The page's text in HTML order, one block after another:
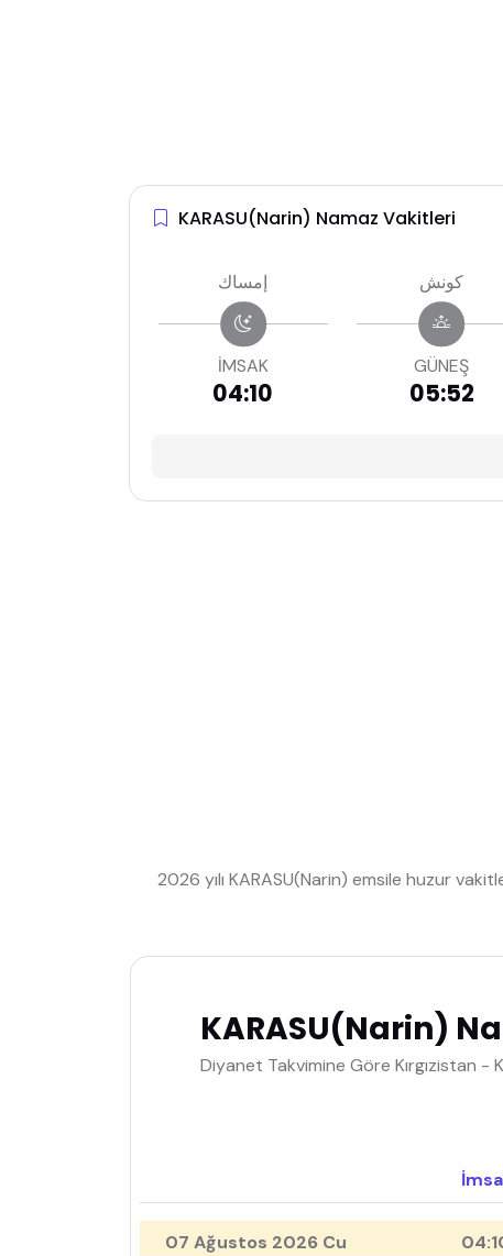
KARASU(Narin) Namaz Vakitleri
إمساك
İMSAK
04:10
كونش
GÜNEŞ
05:52
2026 yılı KARASU(Narin) emsile huzur
KARASU(Narin)
Diyanet Takvimine Göre Kırgızistan -
07 Ağustos 2026 Cu